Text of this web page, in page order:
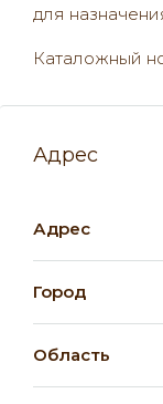
для
Каталожный
Адрес
Адрес
Город
Область